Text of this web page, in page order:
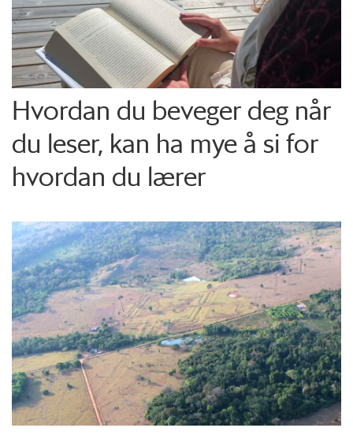
Hvordan du beveger deg når
du leser, kan ha mye å si for
hvordan du lærer